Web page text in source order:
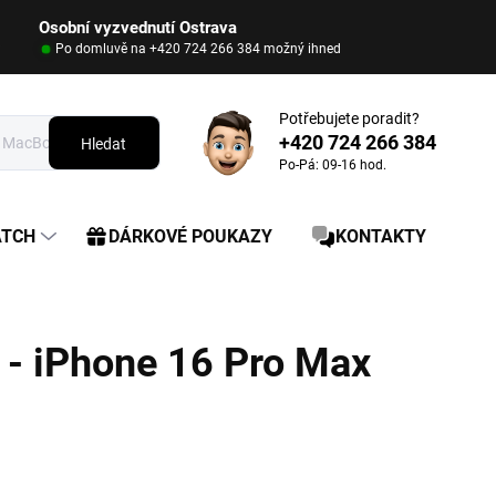
Osobní vyzvednutí Ostrava
Po domluvě na +420 724 266 384 možný ihned
Hledat
Potřebujete poradit?
+420 724 266 384
Po-Pá: 09-16 hod.
DÁRKOVÉ POUKAZY KONTAKTY
iPhone 16 Pro Max